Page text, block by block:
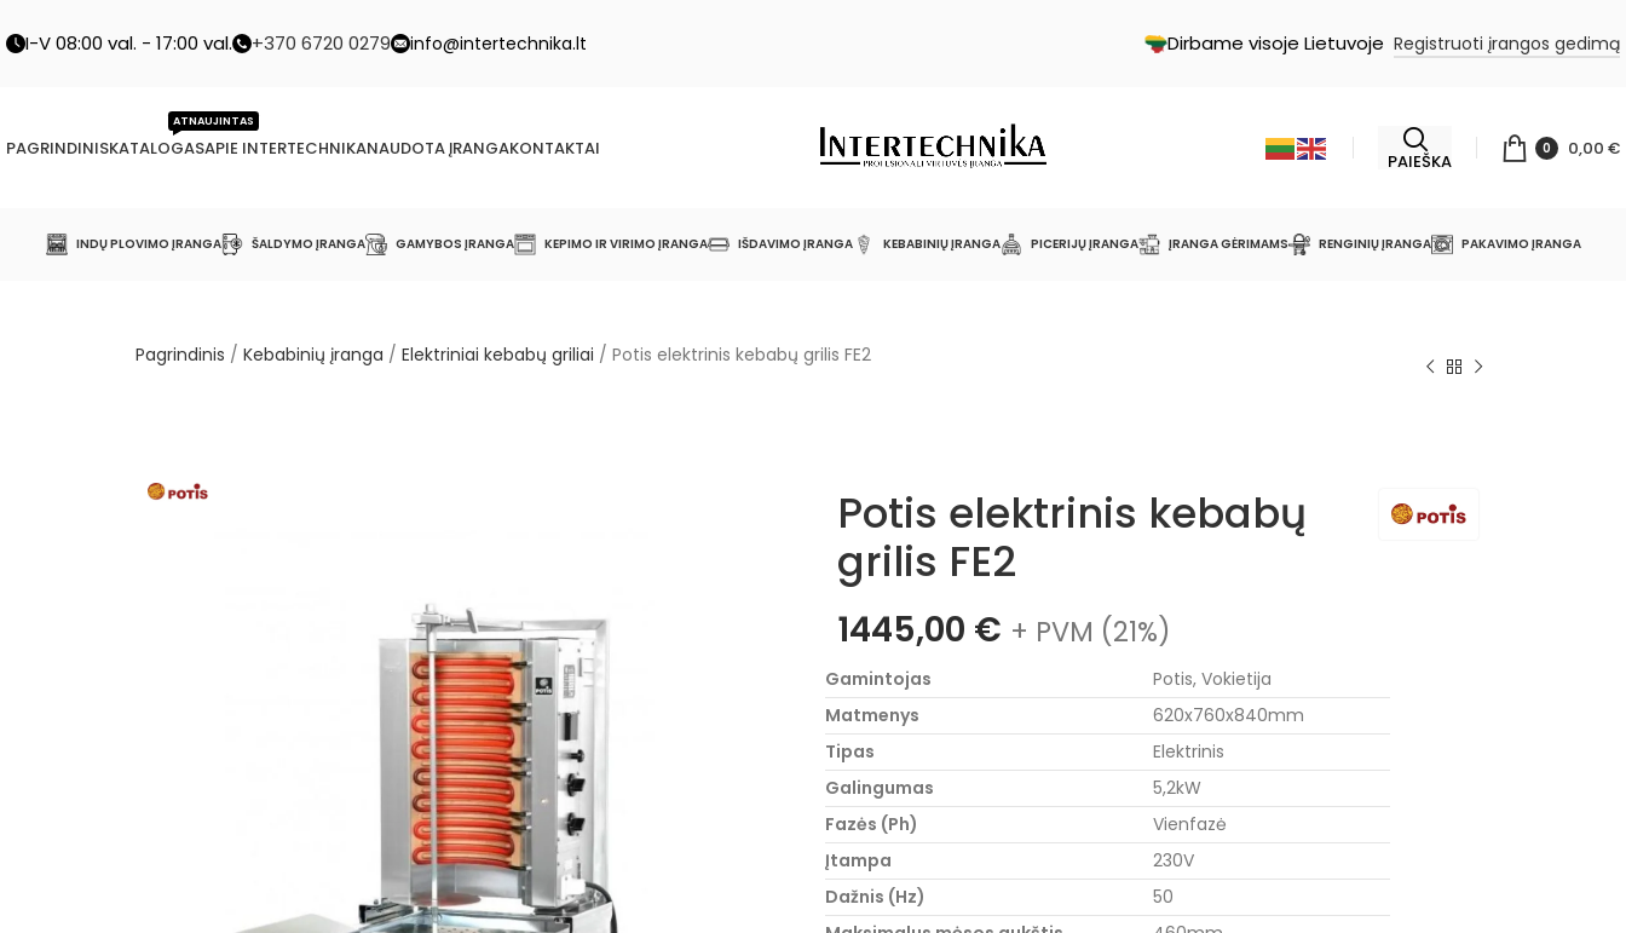
I-V 08:00 val. - 17:00 val. +370 6720 0279 info@intertechnika.lt Dirbame visoje Lietuvoje Registruoti įrangos gedimą
PAGRINDINISKATALOGAS
ATNAUJINTAS
APIE INTERTECHNIKANAUDOTA ĮRANGAKONTAKTAI
PAIEŠKA
0 0,00 €
INDŲ PLOVIMO ĮRANGA ŠALDYMO ĮRANGA GAMYBOS ĮRANGA KEPIMO IR VIRIMO ĮRANGA IŠDAVIMO ĮRANGA KEBABINIŲ ĮRANGA PICERIJŲ ĮRANGA ĮRANGA GĖRIMAMS RENGINIŲ ĮRANGA PAKAVIMO ĮRANGA
Pagrindinis / Kebabinių įranga / Elektriniai kebabų griliai / Potis elektrinis kebabų grilis FE2
Potis elektrinis kebabų
grilis FE2
1445,00 € + PVM (21%)
Gamintojas
Potis, Vokietija
Matmenys
620x760x840mm
Tipas
Elektrinis
Galingumas
5,2kW
Fazės (Ph)
Vienfazė
Įtampa
230V
Dažnis (Hz)
50